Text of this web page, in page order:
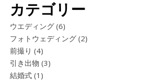
カテゴリー
ウエディング (6)
フォトウェディング (2)
前撮り (4)
引き出物 (3)
結婚式 (1)